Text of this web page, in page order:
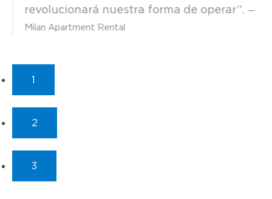
revolucionará nuestra forma de operar”.—
Milan Apartment Rental
1
2
3